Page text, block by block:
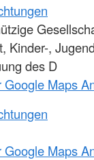
Kinder-,
des D
Google Maps
Google Maps